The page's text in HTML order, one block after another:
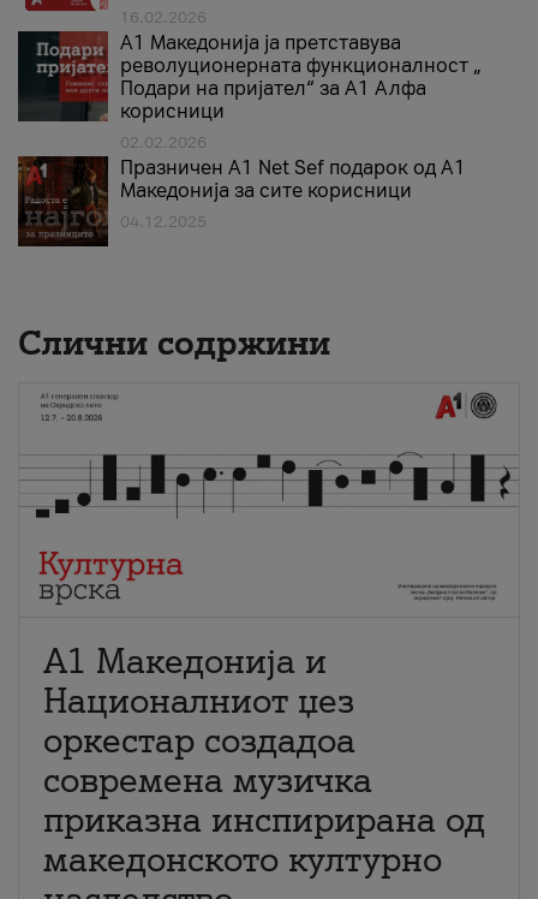
16.02.2026
А1 Македонија ја претставува
револуционерната функционалност „
Подари на пријател“ за А1 Алфа
корисници
02.02.2026
Празничен A1 Net Sеf подарок од А1
Македонија за сите корисници
04.12.2025
Слични содржини
А1 Македонија и
Националниот џез
оркестар создадоа
современа музичка
приказна инспирирана од
македонското културно